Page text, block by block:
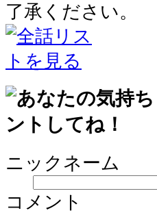
了承ください。
ニックネーム
コメント